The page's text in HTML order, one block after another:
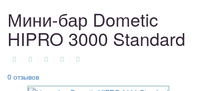
Мини-бар Dometic
HIPRO 3000 Standard
0 отзывов